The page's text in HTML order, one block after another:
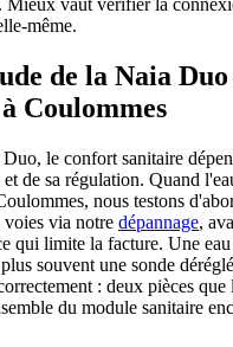
même.
de la Naia
Coulommes
le confort sanitaire
de sa régulation. Quand
nous testons
via notre dépannage,
qui limite la facture. Une
souvent une sonde
: deux pièces
du module sanitaire